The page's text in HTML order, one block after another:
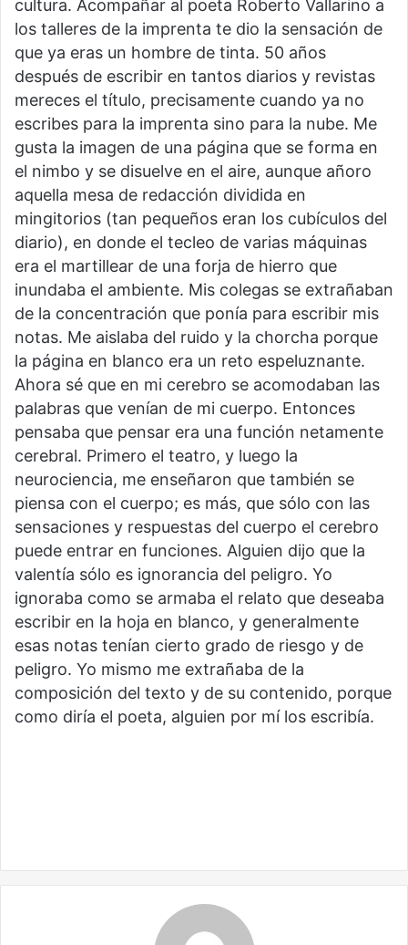
cultura. Acompañar al poeta Roberto Vallarino a
los talleres de la imprenta te dio la sensación de
que ya eras un hombre de tinta. 50 años
después de escribir en tantos diarios y revistas
mereces el título, precisamente cuando ya no
escribes para la imprenta sino para la nube. Me
gusta la imagen de una página que se forma en
el nimbo y se disuelve en el aire, aunque añoro
aquella mesa de redacción dividida en
mingitorios (tan pequeños eran los cubículos del
diario), en donde el tecleo de varias máquinas
era el martillear de una forja de hierro que
inundaba el ambiente. Mis colegas se extrañaban
de la concentración que ponía para escribir mis
notas. Me aislaba del ruido y la chorcha porque
la página en blanco era un reto espeluznante.
Ahora sé que en mi cerebro se acomodaban las
palabras que venían de mi cuerpo. Entonces
pensaba que pensar era una función netamente
cerebral. Primero el teatro, y luego la
neurociencia, me enseñaron que también se
piensa con el cuerpo; es más, que sólo con las
sensaciones y respuestas del cuerpo el cerebro
puede entrar en funciones. Alguien dijo que la
valentía sólo es ignorancia del peligro. Yo
ignoraba como se armaba el relato que deseaba
escribir en la hoja en blanco, y generalmente
esas notas tenían cierto grado de riesgo y de
peligro. Yo mismo me extrañaba de la
composición del texto y de su contenido, porque
como diría el poeta, alguien por mí los escribía.